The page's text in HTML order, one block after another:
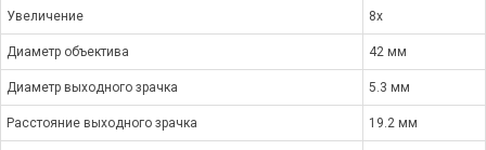
Увеличение 8х
Диаметр объектива 42 мм
Диаметр выходного зрачка 5.3 мм
Расстояние выходного зрачка 19.2 мм